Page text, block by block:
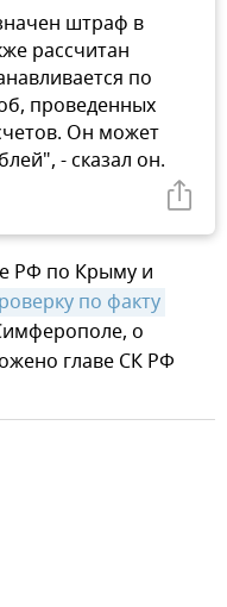
штраф в
рассчитан
по
проведенных
Он может
- сказал он.
РФ по Крыму и
по факту
о
главе СК РФ